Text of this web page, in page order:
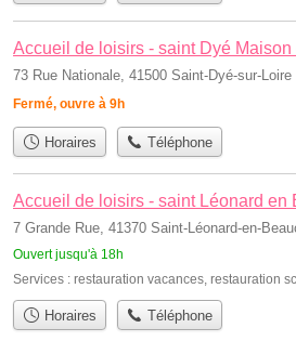
Accueil de loisirs - saint Dyé
73 Rue Nationale, 41500 Saint-Dyé-sur-Loire
Fermé, ouvre à 9h
Horaires Téléphone
Accueil de loisirs - saint Léonard en
7 Grande Rue, 41370 Saint-Léonard-en-
Ouvert jusqu'à 18h
Services : restauration vacances, restauration
Horaires Téléphone